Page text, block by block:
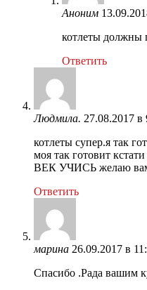
Аноним
котлеты должны
Ответить
Людмила. 27.08.2017 в
котлеты супер.я так
моя так готовит
ВЕК УЧИСЬ желаю
Ответить
марина 26.09.2017 в
Cпасибо .Рада вашим